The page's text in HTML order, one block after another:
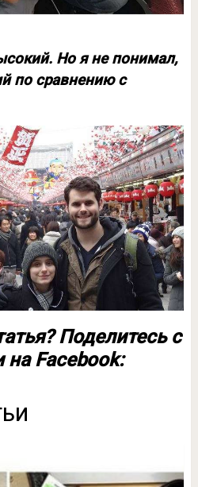
Но я не понимал,
по сравнению с
Поделитесь с
на Facebook: